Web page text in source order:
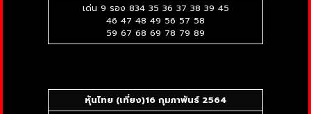
เด่น 9 รอง 834 35 36 37 38 39 45
46 47 48 49 56 57 58
59 67 68 69 78 79 89
หุ้นไทย (เที่ยง)16 กุมภาพันธ์ 2564